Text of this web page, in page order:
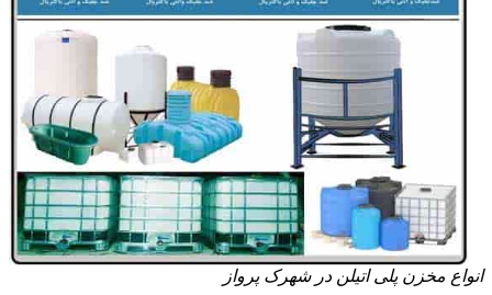
انواع مخزن پلی اتیلن در شهرک پرواز